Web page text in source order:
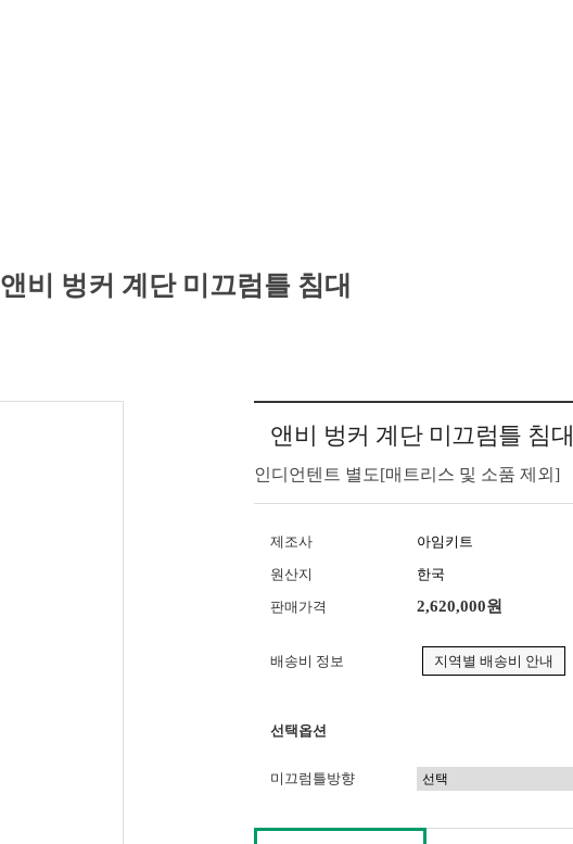
앤비 벙커 계단 미끄럼틀 침대
앤비 벙커 계단 미끄럼틀 침대
인디언텐트 별도[매트리스 및 소품 제외]
제조사
아임키트
원산지
한국
판매가격
2,620,000원
배송비 정보 지역별 배송비 안내
선택옵션
미끄럼틀방향